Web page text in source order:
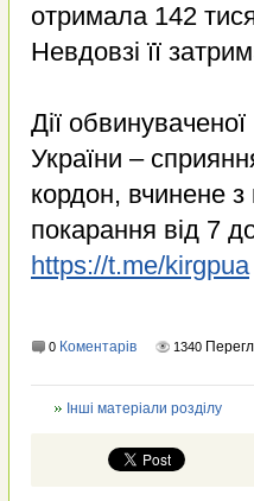
отримала 142
Невдовзі її
Дії
України –
кордон, вчинене з
покарання від 7
https://t.me/kirgpua
0 Коментарів 1340
Інші матеріали розділу